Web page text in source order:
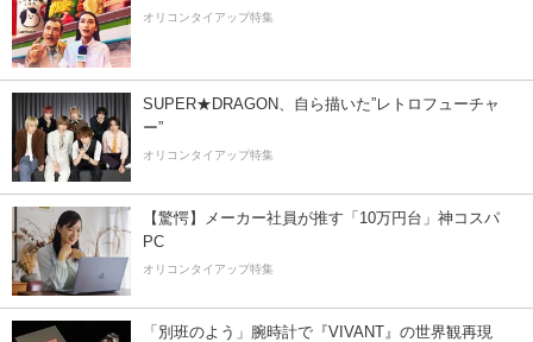
オリコンタイアップ特集
SUPER★DRAGON、自ら描いた”レトロフューチャ
ー”
オリコンタイアップ特集
【驚愕】メーカー社員が推す「10万円台」神コスパ
PC
オリコンタイアップ特集
「別班のよう」腕時計で『VIVANT』の世界観再現